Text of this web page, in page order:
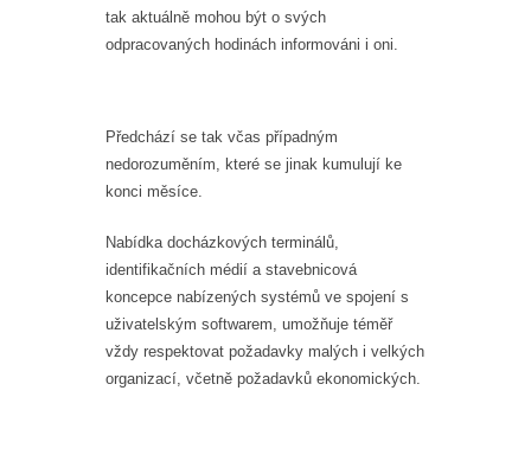
tak aktuálně mohou být o svých
odpracovaných hodinách informováni i oni.
Předchází se tak včas případným
nedorozuměním, které se jinak kumulují ke
konci měsíce.
Nabídka docházkových terminálů,
identifikačních médií a stavebnicová
koncepce nabízených systémů ve spojení s
uživatelským softwarem, umožňuje téměř
vždy respektovat požadavky malých i velkých
organizací, včetně požadavků ekonomických.